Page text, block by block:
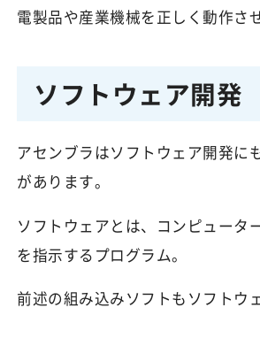
電製品や産業機械を正しく動作さ
ソフトウェア開発
アセンブラはソフトウェア開発に
があります。
ソフトウェアとは、コンピュータ
を指示するプログラム。
前述の組み込みソフトもソフトウ